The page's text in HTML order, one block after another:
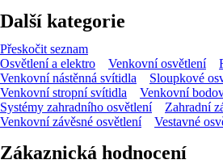
Další kategorie
Přeskočit seznam
Osvětlení a elektro
Venkovní osvětlení
Venkovní nástěnná svítidla
Sloupkové
Venkovní stropní svítidla
Venkovní
Systémy zahradního osvětlení
Zahradní
Venkovní závěsné osvětlení
Vestavné
Zákaznická hodnocení